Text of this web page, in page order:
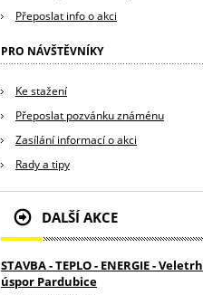
Přeposlat info o akci
PRO NÁVŠTĚVNÍKY
Ke stažení
Přeposlat pozvánku známénu
Zasílání informací o akci
Rady a tipy
DALŠÍ AKCE
STAVBA - TEPLO - ENERGIE - Veletrh
úspor Pardubice